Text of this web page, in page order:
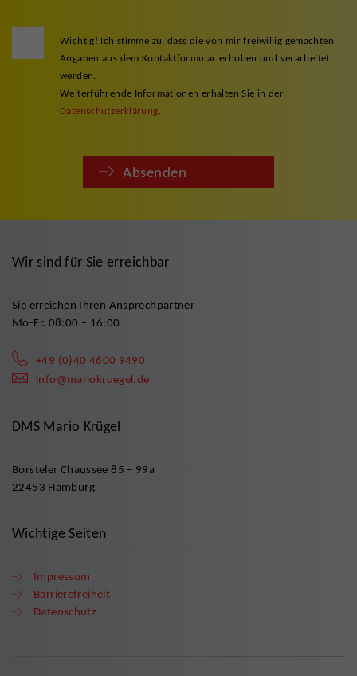
Wichtig! Ich stimme zu, dass die von mir freiwillig gemachten
Angaben aus dem Kontaktformular erhoben und verarbeitet
werden.
Weiterführende Informationen erhalten Sie in der
Datenschutzerklärung
Absenden
Wir sind für Sie erreichbar
Sie erreichen Ihren Ansprechpartner
Mo-Fr. 08:00 – 16:00
+49 (0)40 4600 9490
info@mariokruegel.de
DMS Mario Krügel
Borsteler Chaussee 85 – 99a
22453 Hamburg
Wichtige Seiten
Impressum
Barrierefreiheit
Datenschutz